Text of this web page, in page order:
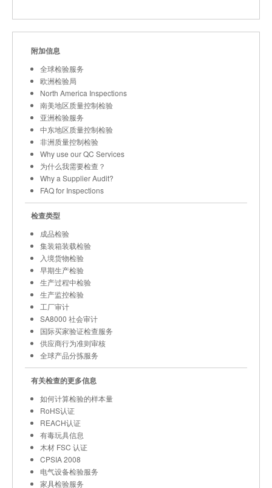
附加信息
全球检验服务
欧洲检验局
North America Inspections
南美地区质量控制检验
亚洲检验服务
中东地区质量控制检验
非洲质量控制检验
Why use our QC Services
为什么我需要检查？
Why a Supplier Audit?
FAQ for Inspections
检查类型
成品检验
集装箱装载检验
入境货物检验
早期生产检验
生产过程中检验
生产监控检验
工厂审计
SA8000 社会审计
国际买家验证检查服务
供应商行为准则审核
全球产品分拣服务
有关检查的更多信息
如何计算检验的样本量
RoHS认证
REACH认证
有毒玩具信息
木材 FSC 认证
CPSIA 2008
电气设备检验服务
家具检验服务